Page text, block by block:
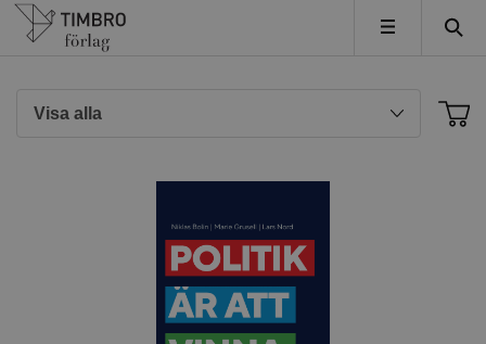
Timbro
MENY